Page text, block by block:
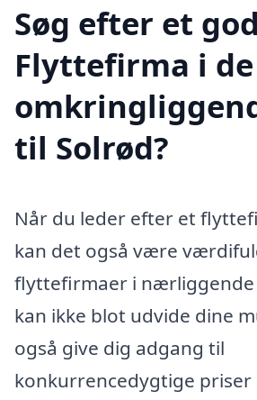
Søg efter et
Flyttefirma i de
til Solrød?
Når du leder efter et
kan det også være
flyttefirmaer i nærliggende
kan ikke blot udvide dine
også give dig adgang til
konkurrencedygtige priser